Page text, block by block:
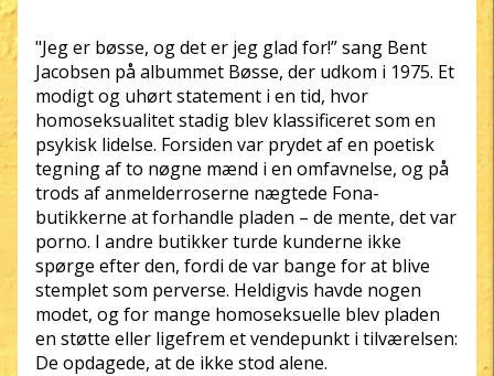
"Jeg er bøsse, og det er jeg glad for!” sang Bent
Jacobsen på albummet Bøsse, der udkom i 1975. Et
modigt og uhørt statement i en tid, hvor
homoseksualitet stadig blev klassificeret som en
psykisk lidelse. Forsiden var prydet af en poetisk
tegning af to nøgne mænd i en omfavnelse, og på
trods af anmelderroserne nægtede Fona-
butikkerne at forhandle pladen – de mente, det var
porno. I andre butikker turde kunderne ikke
spørge efter den, fordi de var bange for at blive
stemplet som perverse. Heldigvis havde nogen
modet, og for mange homoseksuelle blev pladen
en støtte eller ligefrem et vendepunkt i tilværelsen:
De opdagede, at de ikke stod alene.